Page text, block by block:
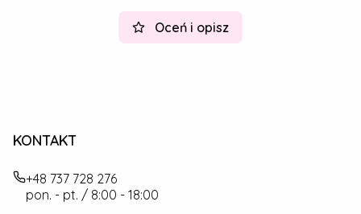
Oceń i opisz
KONTAKT
+48 737 728 276
pon. - pt. / 8:00 - 18:00